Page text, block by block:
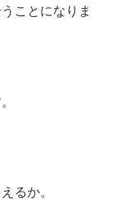
ことになりま
るか。